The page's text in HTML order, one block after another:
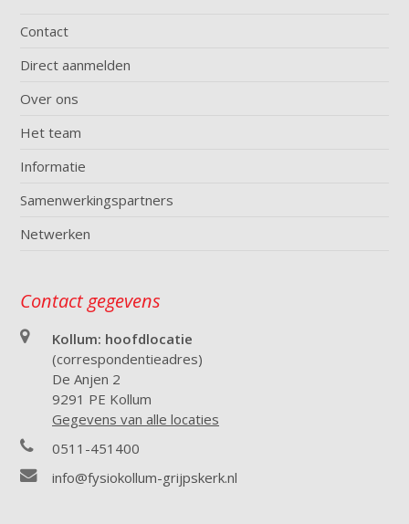
Contact
Direct aanmelden
Over ons
Het team
Informatie
Samenwerkingspartners
Netwerken
Contact gegevens
Kollum: hoofdlocatie
(correspondentieadres)
De Anjen 2
9291 PE Kollum
Gegevens van alle locaties
0511-451400
info@fysiokollum-grijpskerk.nl